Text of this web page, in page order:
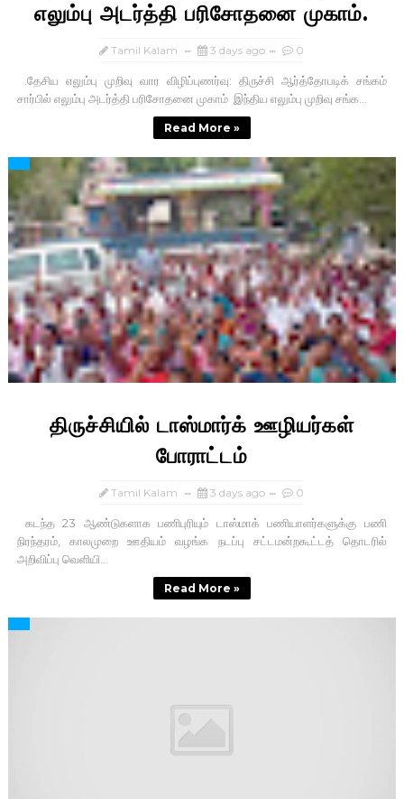
எலும்பு அடர்த்தி பரிசோதனை முகாம்.
Tamil Kalam 3 days ago 0
.தேசிய எலும்பு முறிவு வார விழிப்புணர்வு: திருச்சி ஆர்த்தோபடிக் சங்கம்
சார்பில் எலும்பு அடர்த்தி பரிசோதனை முகாம் இந்திய எலும்பு முறிவு சங்க...
Read More »
திருச்சியில் டாஸ்மார்க் ஊழியர்கள்
போராட்டம்
Tamil Kalam 3 days ago 0
கடந்த 23 ஆண்டுகளாக பணிபுரியும் டாஸ்மாக் பணியாளர்களுக்கு பணி
நிரந்தரம், காலமுறை ஊதியம் வழங்க நடப்பு சட்டமன்றகூட்டத் தொடரில்
அறிவிப்பு வெளியி...
Read More »